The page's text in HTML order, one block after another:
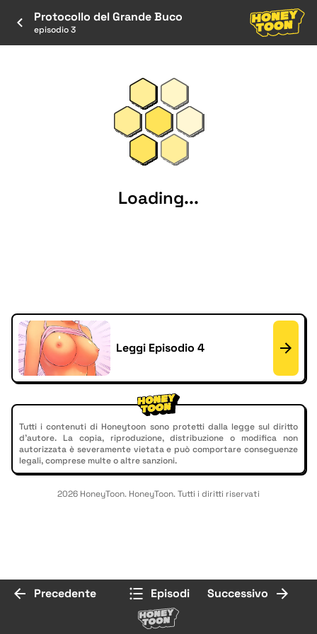
Protocollo del Grande Buco
episodio 3
Loading...
Leggi Episodio 4
Tutti i contenuti di Honeytoon sono protetti dalla legge sul diritto
d'autore. La copia, riproduzione, distribuzione o modifica non
autorizzata è severamente vietata e può comportare conseguenze
legali, comprese multe o altre sanzioni.
2026 HoneyToon. HoneyToon. Tutti i diritti riservati
Precedente Episodi Successivo